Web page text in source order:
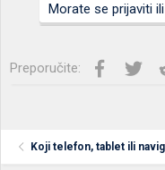
v
j
Morate se prijaviti
Preporučite: Facebook
Koji telefon, tablet ili